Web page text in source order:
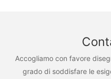
Accogliamo con favore
grado di soddisfare le